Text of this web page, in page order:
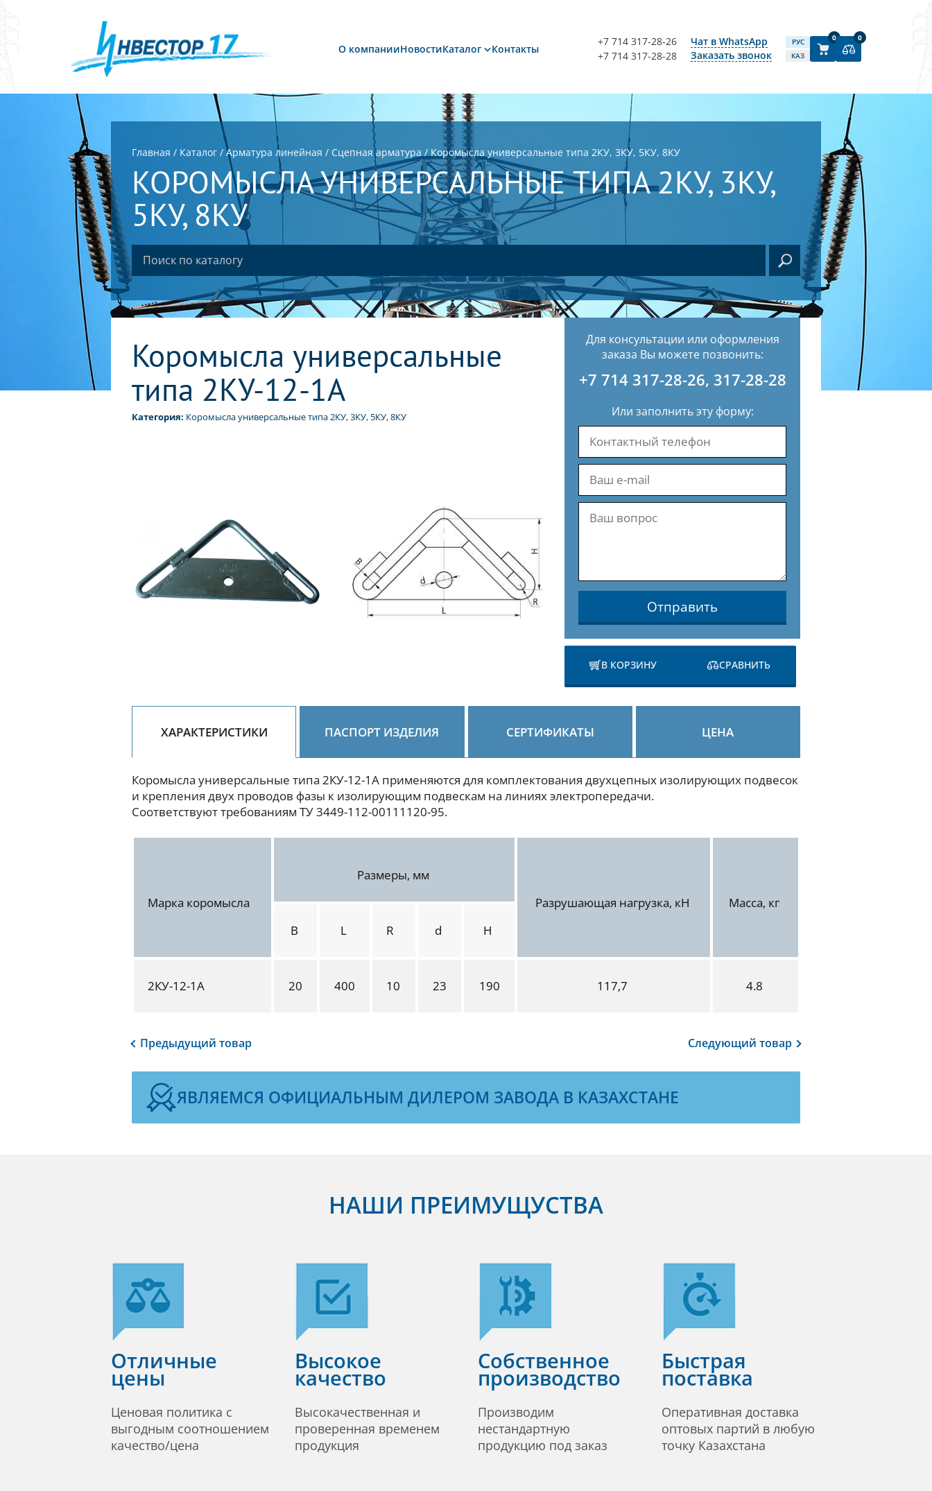
О компанииНовостиКаталог Контакты
+7 714 317-28-26
+7 714 317-28-28
Чат в WhatsApp
Заказать звонок
РУС
КАЗ
0 0
Главная / Каталог / Арматура линейная / Сцепная арматура / Коромысла универсальные типа 2КУ, 3КУ, 5КУ, 8КУ
КОРОМЫСЛА УНИВЕРСАЛЬНЫЕ ТИПА 2КУ, 3КУ,
5КУ, 8КУ
Коромысла универсальные
типа 2КУ-12-1А
Категория: Коромысла универсальные типа 2КУ, 3КУ, 5КУ, 8КУ
Для консультации или оформления
заказа Вы можете позвонить:
+7 714 317-28-26, 317-28-28
Или заполнить эту форму:
Отправить
В КОРЗИНУ СРАВНИТЬ
ХАРАКТЕРИСТИКИ ПАСПОРТ ИЗДЕЛИЯ СЕРТИФИКАТЫ ЦЕНА
Коромысла универсальные типа 2КУ-12-1А применяются для комплектования двухцепных изолирующих подвесок
и крепления двух проводов фазы к изолирующим подвескам на линиях электропередачи.
Соответствуют требованиям ТУ 3449-112-00111120-95.
Марка коромысла
Размеры, мм
Разрушающая нагрузка, кН
Масса, кг
B
L R d H
2КУ-12-1А 20 400 10 23 190 117,7 4.8
Предыдущий товар Следующий товар
ЯВЛЯЕМСЯ ОФИЦИАЛЬНЫМ ДИЛЕРОМ ЗАВОДА В КАЗАХСТАНЕ
НАШИ ПРЕИМУЩУСТВА
Отличные
цены
Ценовая политика с
выгодным соотношением
качество/цена
Высокое
качество
Высокачественная и
проверенная временем
продукция
Собственное
производство
Производим
нестандартную
продукцию под заказ
Быстрая
поставка
Оперативная доставка
оптовых партий в любую
точку Казахстана